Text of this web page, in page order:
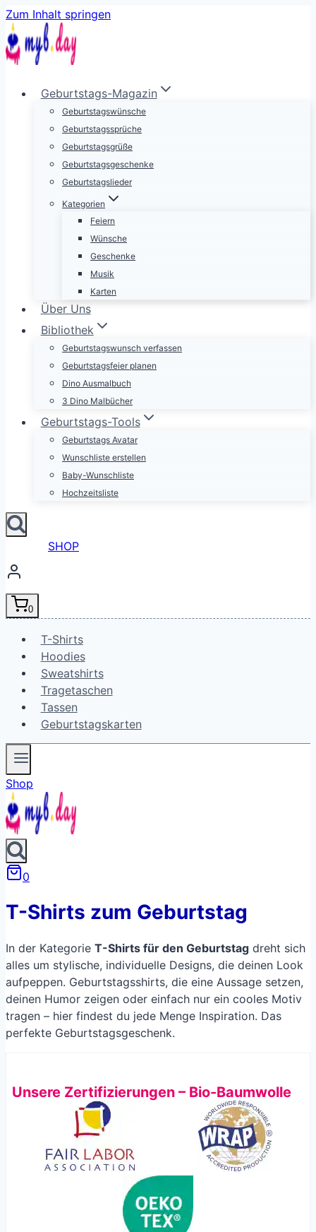
Zum Inhalt springen
Geburtstags-Magazin
Geburtstagswünsche
Geburtstagssprüche
Geburtstagsgrüße
Geburtstagsgeschenke
Geburtstagslieder
Kategorien
Feiern
Wünsche
Geschenke
Musik
Karten
Über Uns
Bibliothek
Geburtstagswunsch verfassen
Geburtstagsfeier planen
Dino Ausmalbuch
3 Dino Malbücher
Geburtstags-Tools
Geburtstags Avatar
Wunschliste erstellen
Baby-Wunschliste
Hochzeitsliste
SHOP
0
T-Shirts
Hoodies
Sweatshirts
Tragetaschen
Tassen
Geburtstagskarten
Shop
0
T-Shirts zum Geburtstag
In der Kategorie T-Shirts für den Geburtstag dreht sich
alles um stylische, individuelle Designs, die deinen Look
aufpeppen. Geburtstagsshirts, die eine Aussage setzen,
deinen Humor zeigen oder einfach nur ein cooles Motiv
tragen – hier findest du jede Menge Inspiration. Das
perfekte Geburtstagsgeschenk.
Unsere Zertifizierungen – Bio-Baumwolle